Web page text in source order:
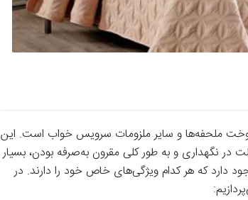
دوخت ملحفه‌ها و سایر ملزومات سرویس خواب است. این
در نگهداری و به طور کلی مقرون به‌صرفه بودن، بسیار
دارد که هر کدام ویژگی‌های خاص خود را دارند. در